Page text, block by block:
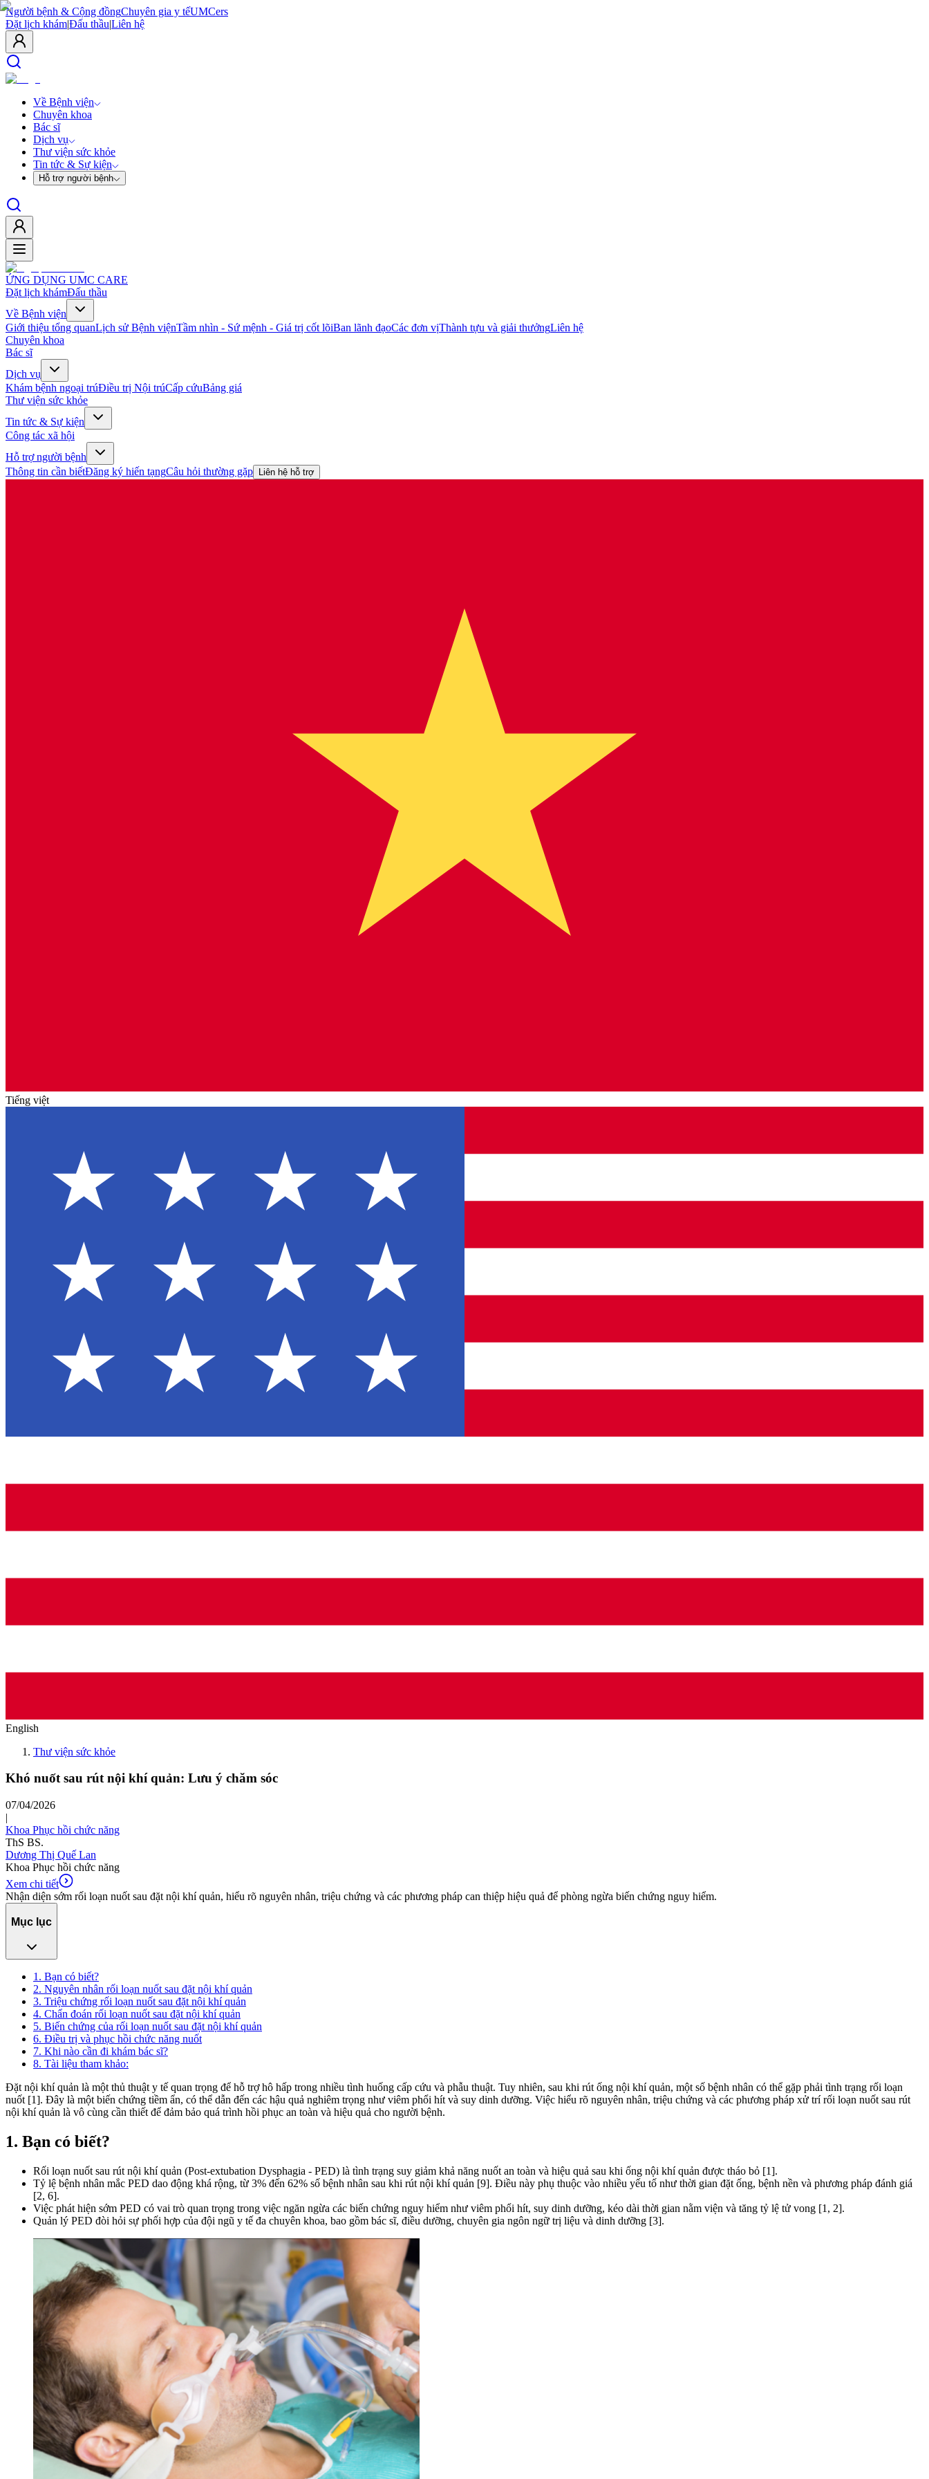
Người bệnh & Cộng đồngChuyên gia y tếUMCers
Đặt lịch khám|Đấu thầu|Liên hệ
Về Bệnh viện
Chuyên khoa
Bác sĩ
Dịch vụ
Thư viện sức khỏe
Tin tức & Sự kiện
Hỗ trợ người bệnh
ỨNG DỤNG UMC CARE
Đặt lịch khámĐấu thầu
Về Bệnh viện
Giới thiệu tổng quanLịch sử Bệnh việnTầm nhìn - Sứ mệnh - Giá trị cốt lõiBan lãnh đạoCác đơn vịThành tựu và giải thưởngLiên hệ
Chuyên khoa
Bác sĩ
Dịch vụ
Khám bệnh ngoại trúĐiều trị Nội trúCấp cứuBảng giá
Thư viện sức khỏe
Tin tức & Sự kiện
Công tác xã hội
Hỗ trợ người bệnh
Thông tin cần biếtĐăng ký hiến tạngCâu hỏi thường gặp Liên hệ hỗ trợ
Tiếng việt
English
Thư viện sức khỏe
Khó nuốt sau rút nội khí quản: Lưu ý chăm sóc
07/04/2026
|
Khoa Phục hồi chức năng
ThS BS.
Dương Thị Quế Lan
Khoa Phục hồi chức năng
Xem chi tiết
Nhận diện sớm rối loạn nuốt sau đặt nội khí quản, hiểu rõ nguyên nhân, triệu chứng và các phương pháp can thiệp hiệu quả để phòng ngừa biến chứng nguy hiểm.
Mục lục
1. Bạn có biết?
2. Nguyên nhân rối loạn nuốt sau đặt nội khí quản
3. Triệu chứng rối loạn nuốt sau đặt nội khí quản
4. Chẩn đoán rối loạn nuốt sau đặt nội khí quản
5. Biến chứng của rối loạn nuốt sau đặt nội khí quản
6. Điều trị và phục hồi chức năng nuốt
7. Khi nào cần đi khám bác sĩ?
8. Tài liệu tham khảo:
Đặt nội khí quản là một thủ thuật y tế quan trọng để hỗ trợ hô hấp trong nhiều tình huống cấp cứu và phẫu thuật. Tuy nhiên, sau khi rút ống nội khí quản, một số bệnh nhân có thể gặp phải tình trạng rối loạn
nuốt [1]. Đây là một biến chứng tiềm ẩn, có thể dẫn đến các hậu quả nghiêm trọng như viêm phổi hít và suy dinh dưỡng. Việc hiểu rõ nguyên nhân, triệu chứng và các phương pháp xử trí rối loạn nuốt sau rút
nội khí quản là vô cùng cần thiết để đảm bảo quá trình hồi phục an toàn và hiệu quả cho người bệnh.
1. Bạn có biết?
Rối loạn nuốt sau rút nội khí quản (Post-extubation Dysphagia - PED) là tình trạng suy giảm khả năng nuốt an toàn và hiệu quả sau khi ống nội khí quản được tháo bỏ [1].
Tỷ lệ bệnh nhân mắc PED dao động khá rộng, từ 3% đến 62% số bệnh nhân sau khi rút nội khí quản [9]. Điều này phụ thuộc vào nhiều yếu tố như thời gian đặt ống, bệnh nền và phương pháp đánh giá
[2, 6].
Việc phát hiện sớm PED có vai trò quan trọng trong việc ngăn ngừa các biến chứng nguy hiểm như viêm phổi hít, suy dinh dưỡng, kéo dài thời gian nằm viện và tăng tỷ lệ tử vong [1, 2].
Quản lý PED đòi hỏi sự phối hợp của đội ngũ y tế đa chuyên khoa, bao gồm bác sĩ, điều dưỡng, chuyên gia ngôn ngữ trị liệu và dinh dưỡng [3].